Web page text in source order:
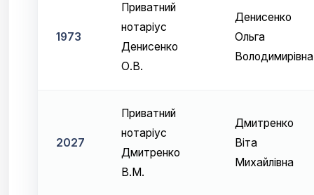
1973
Приватний
нотаріус
Денисенко
О.В.
Денисенко
Ольга
Володимирівна
2027
Приватний
нотаріус
Дмитренко
В.М.
Дмитренко
Віта
Михайлівна